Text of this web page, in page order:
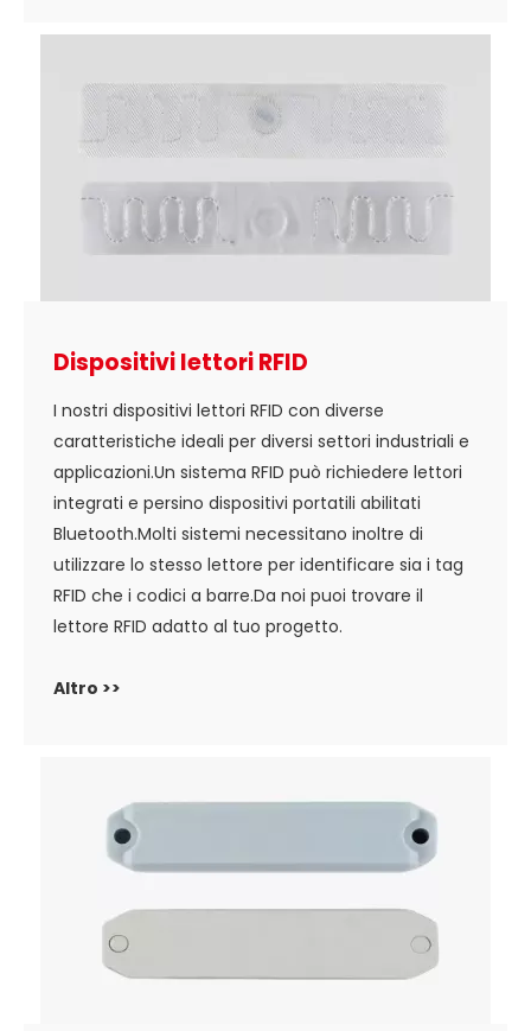
Dispositivi lettori RFID
I nostri dispositivi lettori RFID con diverse
caratteristiche ideali per diversi settori industriali e
applicazioni.Un sistema RFID può richiedere lettori
integrati e persino dispositivi portatili abilitati
Bluetooth.Molti sistemi necessitano inoltre di
utilizzare lo stesso lettore per identificare sia i tag
RFID che i codici a barre.Da noi puoi trovare il
lettore RFID adatto al tuo progetto.
Altro >>